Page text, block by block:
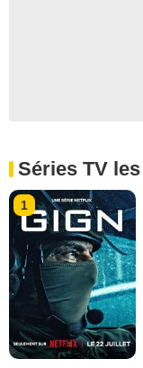
Séries TV
1